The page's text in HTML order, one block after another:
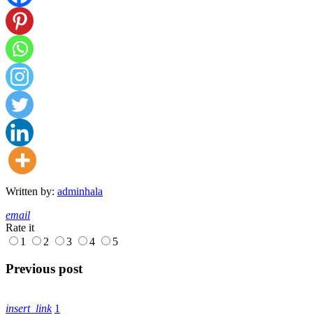
Written by: adminhala
email
Rate it
1
2 3 4 5
Previous post
insert_link 1